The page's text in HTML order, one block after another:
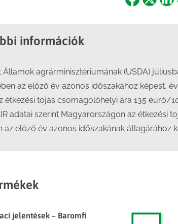
ShareShare
információk
agrárminisztériumának (USDA)
az előző év azonos időszakához képest,
étkezési tojás csomagolóhelyi ára 135
adatai szerint Magyarországon az étkezési
az előző év azonos időszakának átlagárához
jelentések – Baromfi